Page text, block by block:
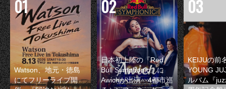
Watson、地元・徳島
にてフリーライブ開
日本初上陸の『Red
Bull Symphonic』に
Awichが出演 4都市巡
KEIJUの前
YOUNG
ルバム『